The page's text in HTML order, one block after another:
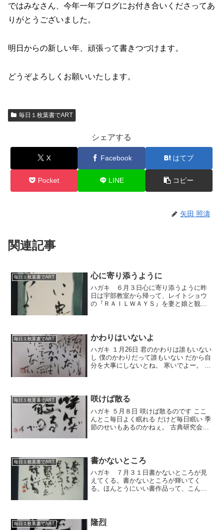
ではみなさん、今年一年ブログにお付き合いくださってあ
りがとうございました。
明日からの新しい年、頑張って書きつづけます。
どうぞよろしくお願いいたします。
毎日１枚葉書でART
シェアする
X Facebook はてブ
Pocket LINE コピー
矢田 照濤
関連記事
毎日１枚葉書でART 心に寄り添うように
ハガキ ６月３日心に寄り添うように昨
日は宇部教室から帰って、レイトショウ
の『ＲＡＩＬＷＡＹＳ』を妻と娘と観に
メですね。夢とは、家族とは...
毎日１枚葉書でART かわりはいないよ
ハガキ １月26日 君のかわりは誰もいない
し 僕のかわりだって誰もいない だから自
分を大事にしないとね。 寒いでよー。 昨
ゅうも...
毎日１枚葉書でART 咲けば散る
ハガキ ５月８日 咲けば散るのです ここ
んとこ毎日よく眠れる だけど毎日眠い 季
節のせいもあるのかねぇ。 古典研究会も
毎日１枚葉書でART 書かないところ
ハガキ ７月３１日書かないところが見
えてくる。書かないところが輝いてく
る。ほんとうにいい書作品って、こんな
日の西川先生・池本先生との...
毎日１枚葉書でART 隆烈